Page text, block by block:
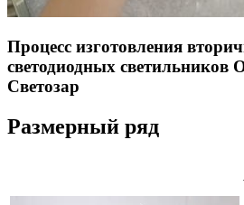
Процесс изготовления
светодиодных
Светозар
Размерный ряд